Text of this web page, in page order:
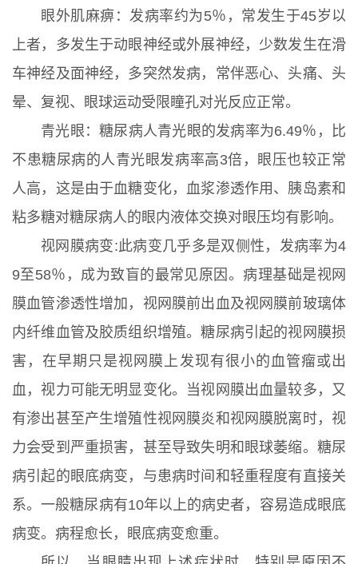
眼外肌麻痹：发病率约为5％，常发生于45岁以
上者，多发生于动眼神经或外展神经，少数发生在滑
车神经及面神经，多突然发病，常伴恶心、头痛、头
晕、复视、眼球运动受限瞳孔对光反应正常。
青光眼：糖尿病人青光眼的发病率为6.49％，比
不患糖尿病的人青光眼发病率高3倍，眼压也较正常
人高，这是由于血糖变化，血浆渗透作用、胰岛素和
粘多糖对糖尿病人的眼内液体交换对眼压均有影响。
视网膜病变:此病变几乎多是双侧性，发病率为4
9至58％，成为致盲的最常见原因。病理基础是视网
膜血管渗透性增加，视网膜前出血及视网膜前玻璃体
内纤维血管及胶质组织增殖。糖尿病引起的视网膜损
害，在早期只是视网膜上发现有很小的血管瘤或出
血，视力可能无明显变化。当视网膜出血量较多，又
有渗出甚至产生增殖性视网膜炎和视网膜脱离时，视
力会受到严重损害，甚至导致失明和眼球萎缩。糖尿
病引起的眼底病变，与患病时间和轻重程度有直接关
系。一般糖尿病有10年以上的病史者，容易造成眼底
病变。病程愈长，眼底病变愈重。